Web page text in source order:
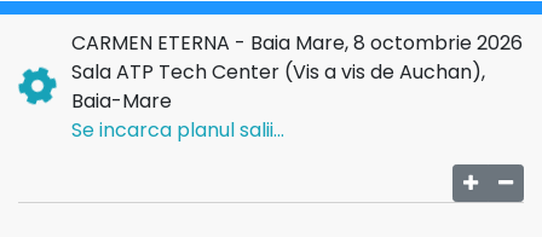
DANCAIRO- Adrian Dumitru
ZUNIGA-Alexandru Grajdeanu
Carmen este o operă cu muzică compusă de Georges
CARMEN ETERNA - Baia Mare, 8 octombrie 2026
Sala ATP Tech Center (Vis a vis de Auchan),
Baia-Mare
Se incarca planul salii...